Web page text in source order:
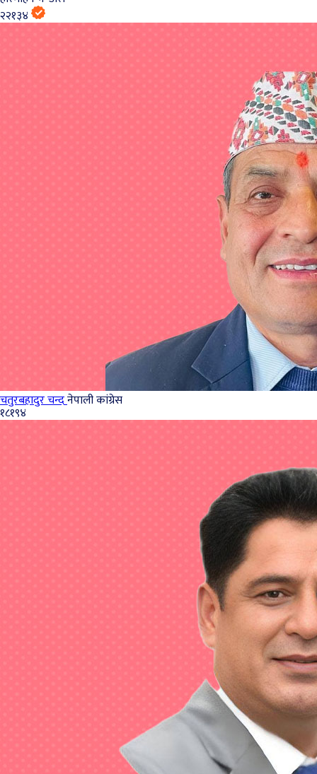
२२१३४
चतुरबहादुर चन्दनेपाली कांग्रेस
१८१९४